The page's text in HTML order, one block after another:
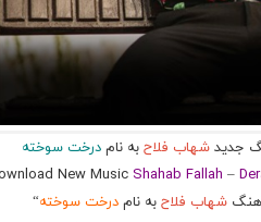
جدیدشهاب فلاحبه نامدرخت سوخته
New MusicShahab Fallah –
شهاب فلاحبه نامدرخت سوخته“